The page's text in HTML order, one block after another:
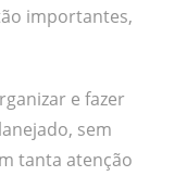
importantes,
e fazer
sem
tanta atenção